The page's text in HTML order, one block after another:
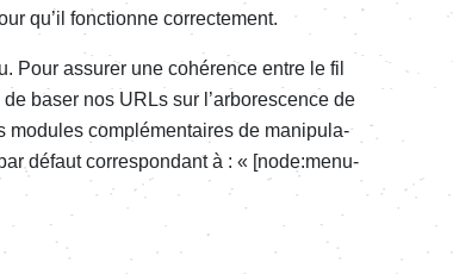
qu’il fonc­­tionne correc­te­ment.
Pour assu­­rer une cohé­­rence entre le fil
baser nos URLs sur l’ar­­bo­­res­­cence de
modules complé­­men­­taires de mani­­pu­­la­­
défaut corres­­pon­­dant à : « [node:menu-